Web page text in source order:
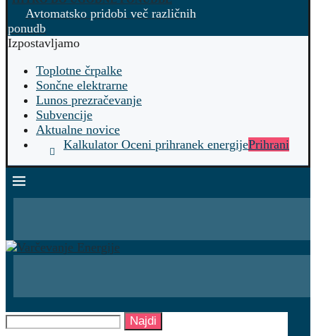
Avtomatsko pridobi več različnih
ponudb
Izpostavljamo
Toplotne črpalke
Sončne elektrarne
Lunos prezračevanje
Subvencije
Aktualne novice
Kalkulator Oceni prihranek energijePrihrani
Najdi